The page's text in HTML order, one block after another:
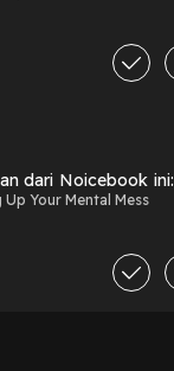
dari Noicebook ini:
Up Your Mental Mess